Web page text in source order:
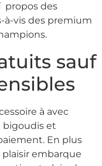
propos des
à-vis des premium
sauf
à avec
bigoudis et
En plus
embarque